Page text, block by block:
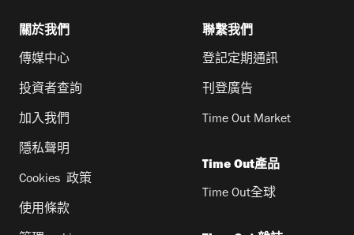
關於我們
傳媒中心
投資者查詢
加入我們
隱私聲明
Cookies 政策
使用條款
聯繫我們
登記定期通訊
刊登廣告
Time Out Market
Time Out產品
Time Out全球